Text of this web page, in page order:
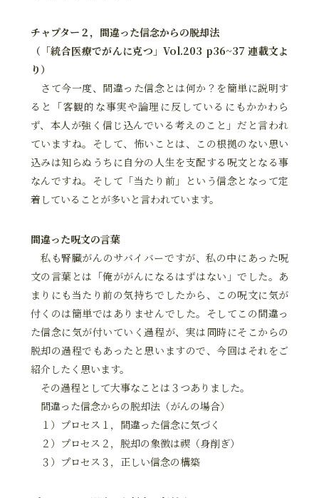
チャプター２，間違った信念からの脱却法
（「統合医療でがんに克つ」Vol.203 p36~37 連載文よ
り）
さて今一度、間違った信念とは何か？を簡単に説明す
ると「客観的な事実や論理に反しているにもかかわら
ず、本人が強く信じ込んでいる考えのこと」だと言われ
ていますね。そして、怖いことは、この根拠のない思い
込みは知らぬうちに自分の人生を支配する呪文となる事
なんですね。そして「当たり前」という信念となって定
着していることが多いと言われています。
間違った呪文の言葉
私も腎臓がんのサバイバーですが、私の中にあった呪
文の言葉とは「俺ががんになるはずはない」でした。あ
まりにも当たり前の気持ちでしたから、この呪文に気が
付くのは簡単ではありませんでした。そしてこの間違っ
た信念に気が付いていく過程が、実は同時にそこからの
脱却の過程でもあったと思いますので、今回はそれをご
紹介したく思います。
その過程として大事なことは３つありました。
間違った信念からの脱却法（がんの場合）
１）プロセス１，間違った信念に気づく
２）プロセス２，脱却の象徴は禊（身削ぎ）
３）プロセス３，正しい信念の構築